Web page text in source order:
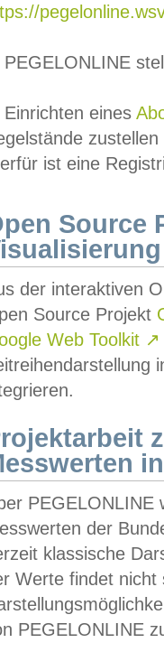
PEGELONLINE
Einrichten eines
ist eine
Source
der interaktiven
Source Projekt
Web Toolkit ↗
PEGELONLINE
der
klassische
Werte findet
PEGELONLINE